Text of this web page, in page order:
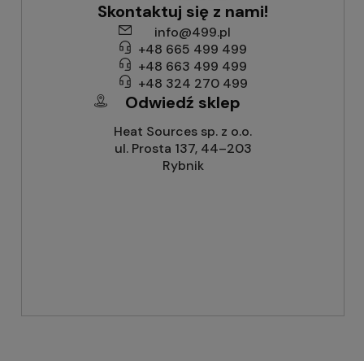
Skontaktuj się z nami!
info@499.pl
+48 665 499 499
+48 663 499 499
+48 324 270 499
Odwiedź sklep
Heat Sources sp. z o.o.
ul. Prosta 137, 44–203
Rybnik